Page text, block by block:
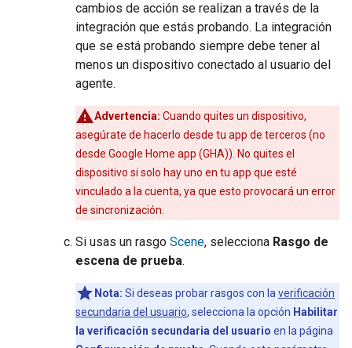
cambios de acción se realizan a través de la
integración que estás probando. La integración
que se está probando siempre debe tener al
menos un dispositivo conectado al usuario del
agente.
Advertencia: Cuando quites un dispositivo,
asegúrate de hacerlo desde tu app de terceros (no
desde Google Home app (GHA)). No quites el
dispositivo si solo hay uno en tu app que esté
vinculado a la cuenta, ya que esto provocará un error
de sincronización.
Si usas un rasgo Scene, selecciona Rasgo de
escena de prueba.
Nota: Si deseas probar rasgos con la verificación
secundaria del usuario, selecciona la opción Habilitar
la verificación secundaria del usuario en la página